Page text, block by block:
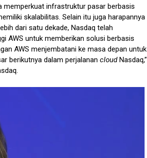
memperkuat infrastruktur pasar berbasis
skalabilitas. Selain itu juga harapannya
dari satu dekade, Nasdaq telah
AWS untuk memberikan solusi berbasis
AWS menjembatani ke masa depan untuk
berikutnya dalam perjalanan cloudNasdaq,”